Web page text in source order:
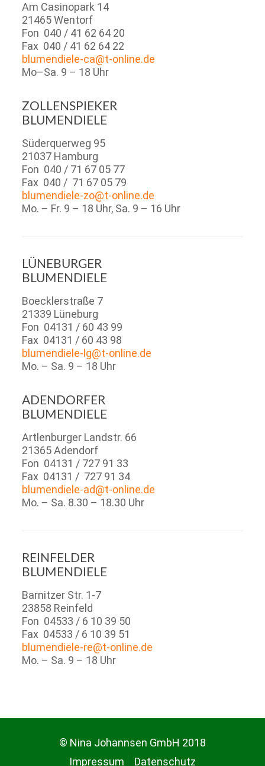
Am Casinopark 14
21465 Wentorf
Fon 040 / 41 62 64 20
Fax 040 / 41 62 64 22
blumendiele-ca@t-online.de
Mo–Sa. 9 – 18 Uhr
ZOLLENSPIEKER
​BLUMENDIELE
Süderquerweg 95
21037 Hamburg
Fon 040 / 71 67 05 77
Fax 040 / 71 67 05 79
blumendiele-zo@t-online.de
Mo. – Fr. 9 – 18 Uhr, Sa. 9 – 16 Uhr
LÜNEBURGER
BLUMENDIELE
Boecklerstraße 7
21339 Lüneburg
Fon 04131 / 60 43 99
Fax 04131 / 60 43 98
blumendiele-lg@t-online.de
Mo. – Sa. 9 – 18 Uhr
ADENDORFER
​BLUMENDIELE
Artlenburger Landstr. 66
21365 Adendorf
Fon 04131 / 727 91 33
Fax 04131 / 727 91 34
blumendiele-ad@t-online.de
Mo. – Sa. 8.30 – 18.30 Uhr
REINFELDER
BLUMENDIELE
Barnitzer Str. 1-7
23858 Reinfeld
Fon 04533 / 6 10 39 50
Fax 04533 / 6 10 39 51
blumendiele-re@t-online.de
Mo. – Sa. 9 – 18 Uhr
© Nina Johannsen GmbH 2018
Impressum
Datenschutz